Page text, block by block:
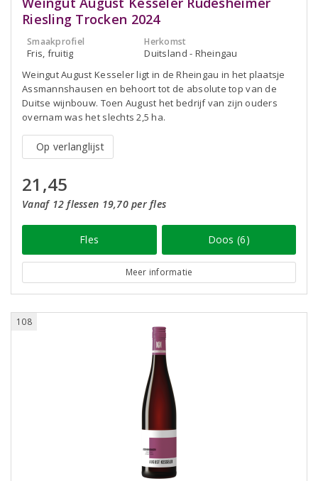
Riesling Trocken 2024
Smaakprofiel
Fris, fruitig
Herkomst
Duitsland - Rheingau
Weingut August Kesseler ligt in de Rheingau in het plaatsje
Assmannshausen en behoort tot de absolute top van de
Duitse wijnbouw. Toen August het bedrijf van zijn ouders
overnam was het slechts 2,5 ha.
Op verlanglijst
21,45
Vanaf 12 flessen 19,70 per fles
Fles Doos (6)
Meer informatie
108